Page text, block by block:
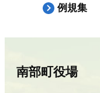
例規集
南部町役場